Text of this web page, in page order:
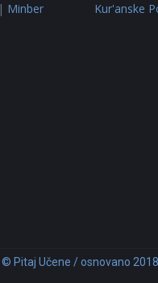
| Minber
Kur'anske
© Pitaj Učene / osnovano 2018